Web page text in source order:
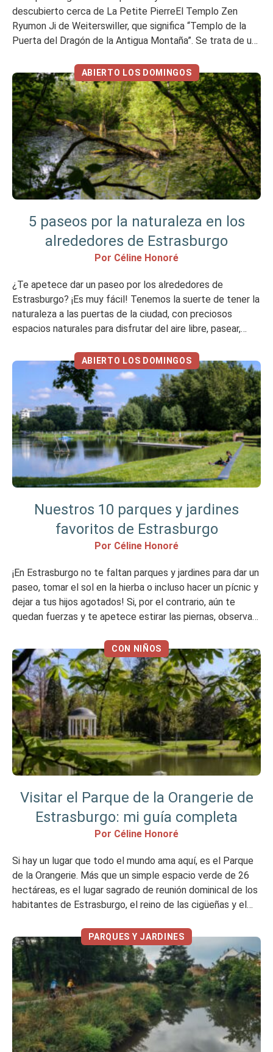
descubierto cerca de La Petite PierreEl Templo Zen
Ryumon Ji de Weiterswiller, que significa “Templo de la
Puerta del Dragón de la Antigua Montaña”. Se trata de un
monjas llevan una vida monástica según las reglas de […]
ABIERTO LOS DOMINGOS
5 paseos por la naturaleza en los
alrededores de Estrasburgo
Por Céline Honoré
¿Te apetece dar un paseo por los alrededores de
Estrasburgo? ¡Es muy fácil! Tenemos la suerte de tener la
naturaleza a las puertas de la ciudad, con preciosos
espacios naturales para disfrutar del aire libre, pasear,
entrada del blog te contamos cuáles son nuestros sitios
ABIERTO LOS DOMINGOS
Nuestros 10 parques y jardines
favoritos de Estrasburgo
Por Céline Honoré
¡En Estrasburgo no te faltan parques y jardines para dar un
paseo, tomar el sol en la hierba o incluso hacer un pícnic y
dejar a tus hijos agotados! Si, por el contrario, aún te
quedan fuerzas y te apetece estirar las piernas, observar
[…]
CON NIÑOS
Visitar el Parque de la Orangerie de
Estrasburgo: mi guía completa
Por Céline Honoré
Si hay un lugar que todo el mundo ama aquí, es el Parque
de la Orangerie. Más que un simple espacio verde de 26
hectáreas, es el lugar sagrado de reunión dominical de los
habitantes de Estrasburgo, el reino de las cigüeñas y el
magnolias y cerezos japoneses. […]
PARQUES Y JARDINES